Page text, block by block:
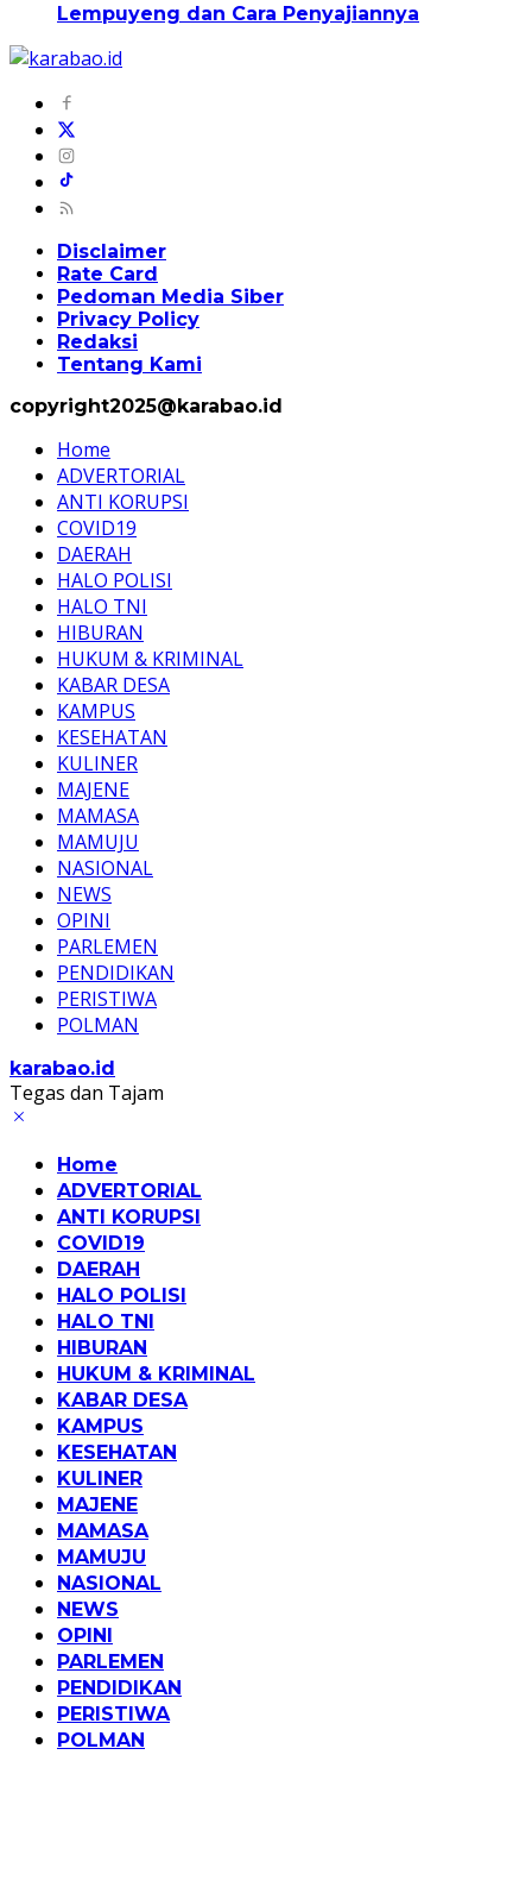
Lempuyeng dan Cara Penyajiannya
Disclaimer
Rate Card
Pedoman Media Siber
Privacy Policy
Redaksi
Tentang Kami
copyright2025@karabao.id
Home
ADVERTORIAL
ANTI KORUPSI
COVID19
DAERAH
HALO POLISI
HALO TNI
HIBURAN
HUKUM & KRIMINAL
KABAR DESA
KAMPUS
KESEHATAN
KULINER
MAJENE
MAMASA
MAMUJU
NASIONAL
NEWS
OPINI
PARLEMEN
PENDIDIKAN
PERISTIWA
POLMAN
karabao.id
Tegas dan Tajam
Home
ADVERTORIAL
ANTI KORUPSI
COVID19
DAERAH
HALO POLISI
HALO TNI
HIBURAN
HUKUM & KRIMINAL
KABAR DESA
KAMPUS
KESEHATAN
KULINER
MAJENE
MAMASA
MAMUJU
NASIONAL
NEWS
OPINI
PARLEMEN
PENDIDIKAN
PERISTIWA
POLMAN